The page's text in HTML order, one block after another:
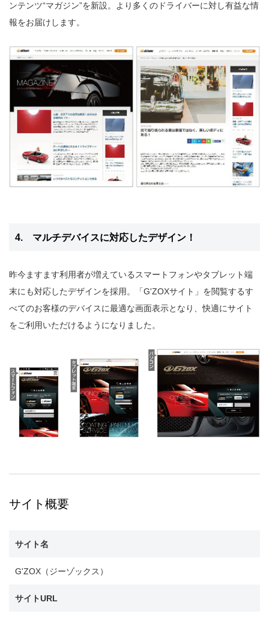
ンテンツ“マガジン”を新設。より多くのドライバーに対し有益な情
報をお届けします。
4. マルチデバイスに対応したデザイン！
昨今ますます利用者が増えているスマートフォンやタブレット端
末にも対応したデザインを採用。「G'ZOXサイト」を閲覧するす
べてのお客様のデバイスに最適な画面表示となり、快適にサイト
をご利用いただけるようになりました。
サイト概要
サイト名
G'ZOX（ジーゾックス）
サイトURL